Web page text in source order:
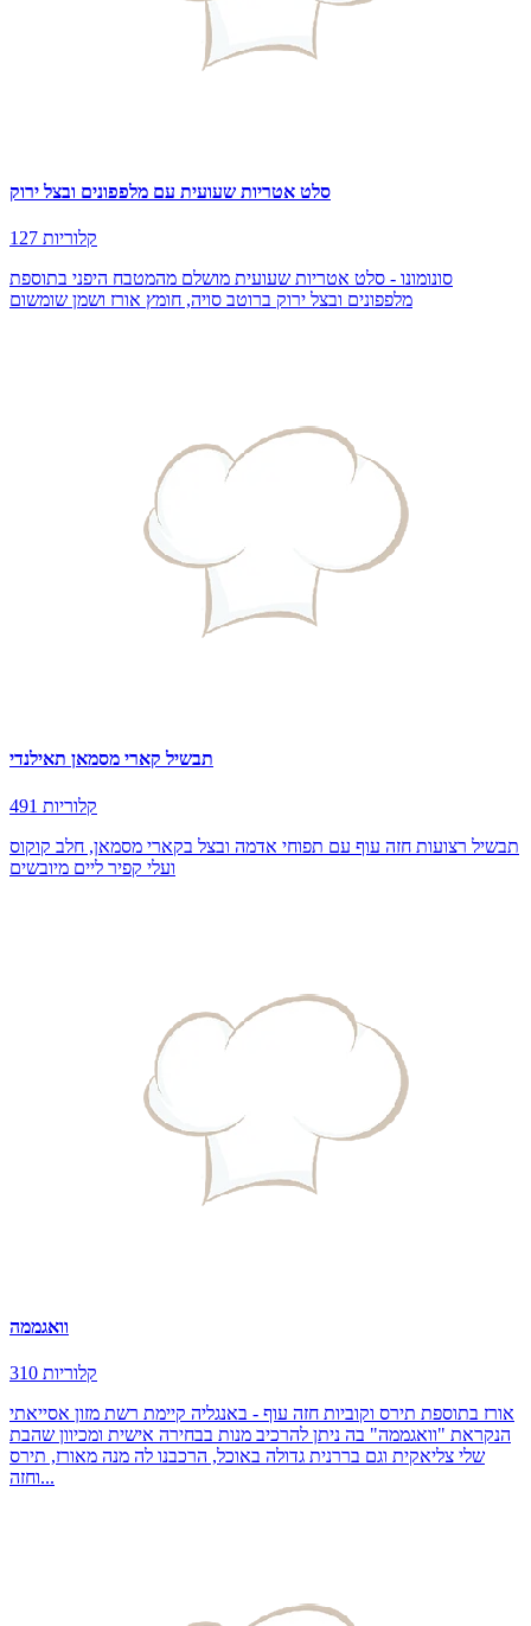
סלט אטריות שעועית עם מלפפונים ובצל ירוק
127 קלוריות
סונומונו - סלט אטריות שעועית מושלם מהמטבח היפני בתוספת
מלפפונים ובצל ירוק ברוטב סויה, חומץ אורז ושמן שומשום
תבשיל קארי מסמאן תאילנדי
491 קלוריות
תבשיל רצועות חזה עוף עם תפוחי אדמה ובצל בקארי מסמאן, חלב קוקוס
ועלי קפיר ליים מיובשים
וואגממה
310 קלוריות
אורז בתוספת תירס וקוביות חזה עוף - באנגליה קיימת רשת מזון אסייאתי
הנקראת "וואגממה" בה ניתן להרכיב מנות בבחירה אישית ומכיוון שהבת
שלי צליאקית וגם בררנית גדולה באוכל, הרכבנו לה מנה מאורז, תירס
וחזה...